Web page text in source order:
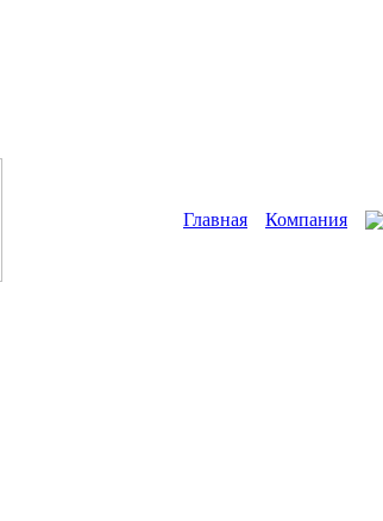
Главная Компания